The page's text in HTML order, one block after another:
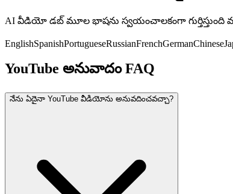
AI వీడియో డబ్ మూల భాషను స్వయంచాలకంగా గుర్తిస్తుంది
EnglishSpanishPortugueseRussianFrenchGermanChinese
YouTube అనువాదం FAQ
నేను ఏదైనా YouTube వీడియోను అనువదించవచ్చా?